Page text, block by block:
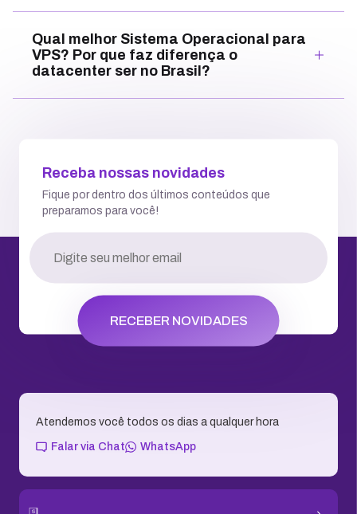
Qual melhor Sistema Operacional para
VPS? Por que faz diferença o
datacenter ser no Brasil?
Receba nossas novidades
Fique por dentro dos últimos conteúdos que
preparamos para você!
RECEBER NOVIDADES
Atendemos você todos os dias a qualquer hora
Falar via Chat WhatsApp